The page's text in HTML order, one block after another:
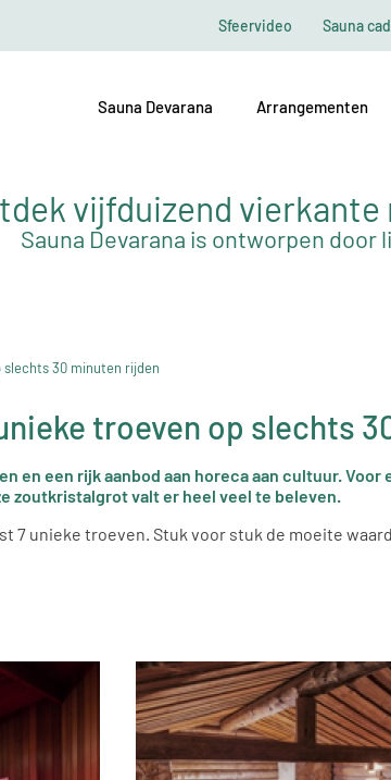
Sfeervideo Sauna
Sauna Devarana Arrangementen
vijfduizend
Sauna Devarana is ontworpen door
slechts 30 minuten rijden
troeven op slechts
en een rijk aanbod aan horeca aan cultuur.
zoutkristalgrot valt er heel veel te beleven.
7 unieke troeven. Stuk voor stuk de moeite